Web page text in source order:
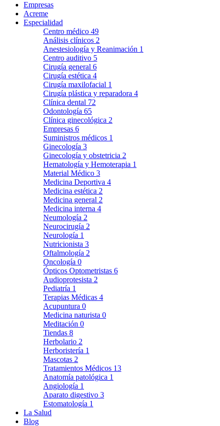
Empresas
Acreme
Especialidad
Centro médico 49
Análisis clínicos 2
Anestesiología y Reanimación 1
Centro auditivo 5
Cirugía general 6
Cirugía estética 4
Cirugía maxilofacial 1
Cirugía plástica y reparadora 4
Clínica dental 72
Odontología 65
Clínica ginecológica 2
Empresas 6
Suministros médicos 1
Ginecología 3
Ginecología y obstetricia 2
Hematología y Hemoterapia 1
Material Médico 3
Medicina Deportiva 4
Medicina estética 2
Medicina general 2
Medicina interna 4
Neumología 2
Neurocirugía 2
Neurología 1
Nutricionista 3
Oftalmología 2
Oncología 0
Ópticos Optometristas 6
Audioprotesista 2
Pediatría 1
Terapias Médicas 4
Acupuntura 0
Medicina naturista 0
Meditación 0
Tiendas 8
Herbolario 2
Herboristería 1
Mascotas 2
Tratamientos Médicos 13
Anatomía patológica 1
Angiología 1
Aparato digestivo 3
Estomatología 1
La Salud
Blog